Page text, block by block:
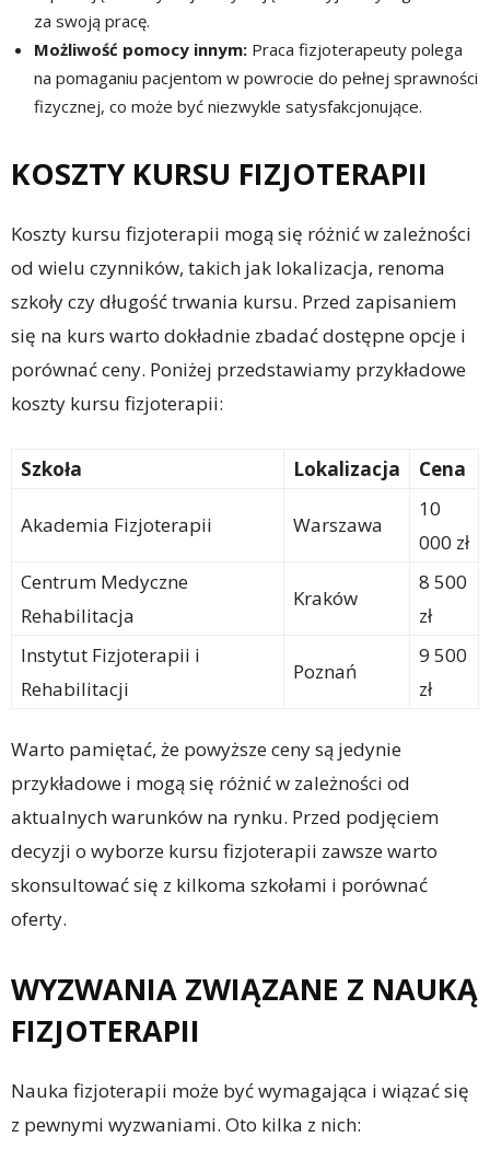
za swoją pracę.
Możliwość pomocy innym: Praca fizjoterapeuty polega
na pomaganiu pacjentom w powrocie do pełnej sprawności
fizycznej, co może być niezwykle satysfakcjonujące.
KOSZTY KURSU FIZJOTERAPII
Koszty kursu fizjoterapii mogą się różnić w zależności
od wielu czynników, takich jak lokalizacja, renoma
szkoły czy długość trwania kursu. Przed zapisaniem
się na kurs warto dokładnie zbadać dostępne opcje i
porównać ceny. Poniżej przedstawiamy przykładowe
koszty kursu fizjoterapii:
Szkoła Lokalizacja Cena
Akademia Fizjoterapii Warszawa
10
000 zł
Centrum Medyczne
Rehabilitacja
Kraków
8 500
zł
Instytut Fizjoterapii i
Rehabilitacji
Poznań
9 500
zł
Warto pamiętać, że powyższe ceny są jedynie
przykładowe i mogą się różnić w zależności od
aktualnych warunków na rynku. Przed podjęciem
decyzji o wyborze kursu fizjoterapii zawsze warto
skonsultować się z kilkoma szkołami i porównać
oferty.
WYZWANIA ZWIĄZANE Z NAUKĄ
FIZJOTERAPII
Nauka fizjoterapii może być wymagająca i wiązać się
z pewnymi wyzwaniami. Oto kilka z nich: